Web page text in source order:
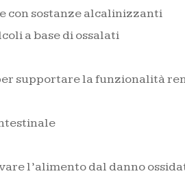
con sostanze alcalinizzanti
a base di ossalati
supportare la funzionalità
l’alimento dal danno